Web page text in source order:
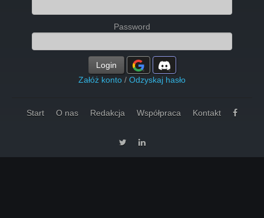
Password
Login
Załóż konto / Odzyskaj hasło
Start O nas Redakcja Współpraca Kontakt